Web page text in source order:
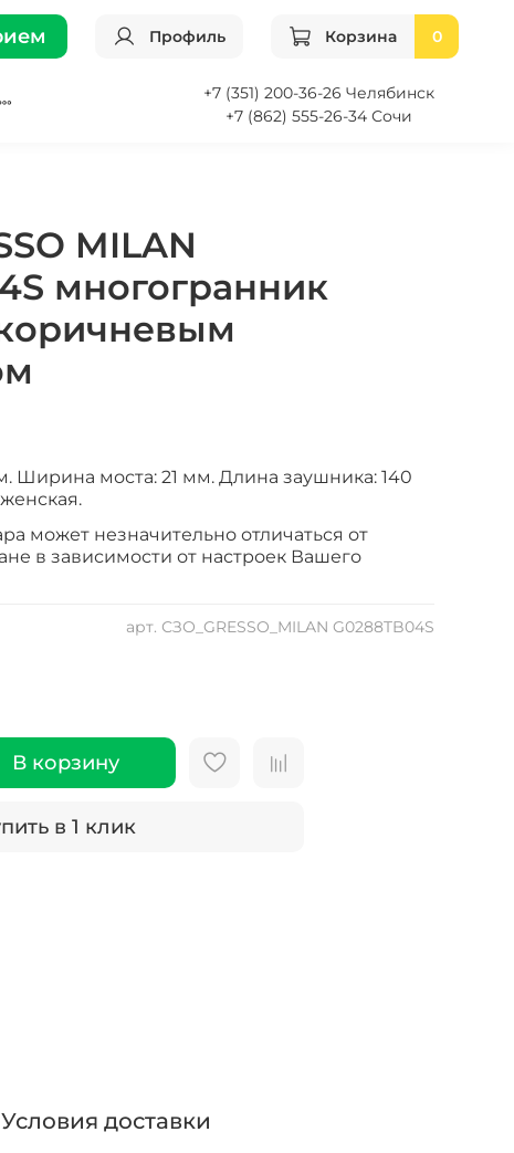
Профиль Корзина 0
+7 (351) 200-36-26 Челябинск
+7 (862) 555-26-34 Сочи
арт. СЗО_GRESSO_MILAN G0288TB04S
MILAN
многогранник
В корзину
в 1 клик
Ширина моста: 21 мм. Длина заушника: 140
может незначительно отличаться от
в зависимости от настроек Вашего
Условия доставки